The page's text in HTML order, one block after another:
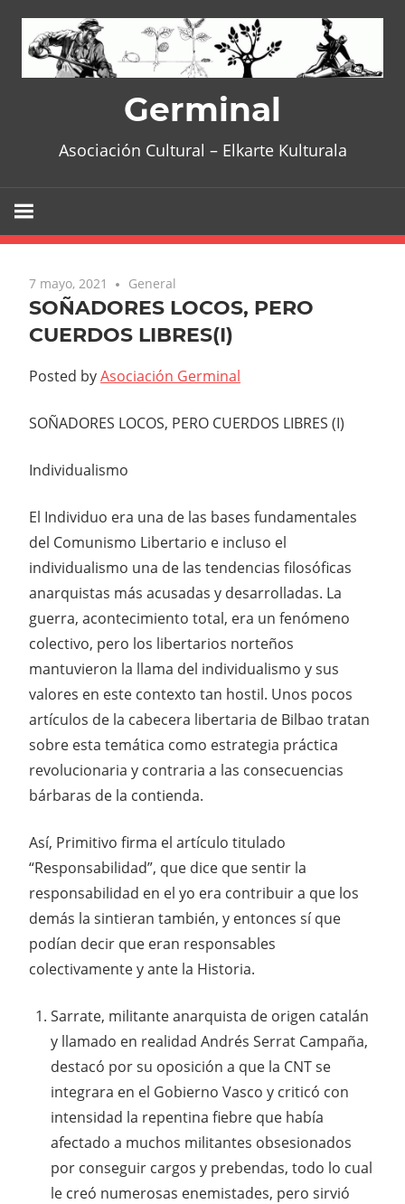
content
Germinal
Asociación Cultural – Elkarte Kulturala
7 mayo, 2021 General
SOÑADORES LOCOS, PERO
CUERDOS LIBRES(I)
Posted byAsociación Germinal
SOÑADORES LOCOS, PERO CUERDOS LIBRES (I)
Individualismo
El Individuo era una de las bases fundamentales
del Comunismo Libertario e incluso el
individualismo una de las tendencias filosóficas
anarquistas más acusadas y desarrolladas. La
guerra, acontecimiento total, era un fenómeno
colectivo, pero los libertarios norteños
mantuvieron la llama del individualismo y sus
valores en este contexto tan hostil. Unos pocos
artículos de la cabecera libertaria de Bilbao tratan
sobre esta temática como estrategia práctica
revolucionaria y contraria a las consecuencias
bárbaras de la contienda.
Así, Primitivo firma el artículo titulado
“Responsabilidad”, que dice que sentir la
responsabilidad en el yo era contribuir a que los
demás la sintieran también, y entonces sí que
podían decir que eran responsables
colectivamente y ante la Historia.
Sarrate, militante anarquista de origen catalán
y llamado en realidad Andrés Serrat Campaña,
destacó por su oposición a que la CNT se
integrara en el Gobierno Vasco y criticó con
intensidad la repentina fiebre que había
afectado a muchos militantes obsesionados
por conseguir cargos y prebendas, todo lo cual
le creó numerosas enemistades, pero sirvió